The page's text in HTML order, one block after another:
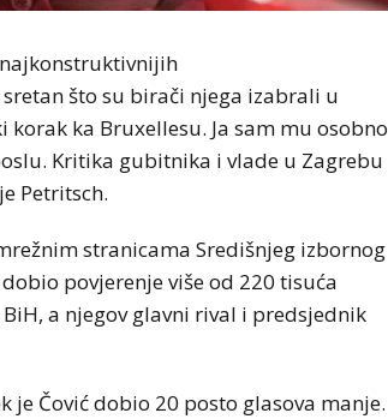
što su birači njega izabrali u
korak ka Bruxellesu. Ja sam mu osobno
Kritika gubitnika i vlade u Zagrebu
Petritsch.
stranicama Središnjeg izbornog
povjerenje više od 220 tisuća
a njegov glavni rival i predsjednik
je Čović dobio 20 posto glasova manje.